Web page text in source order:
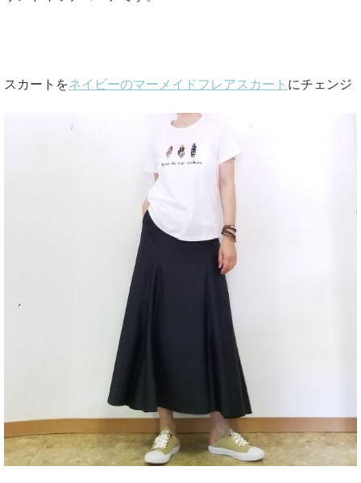
スカートをネイビーのマーメイドフレアスカート にチェンジ